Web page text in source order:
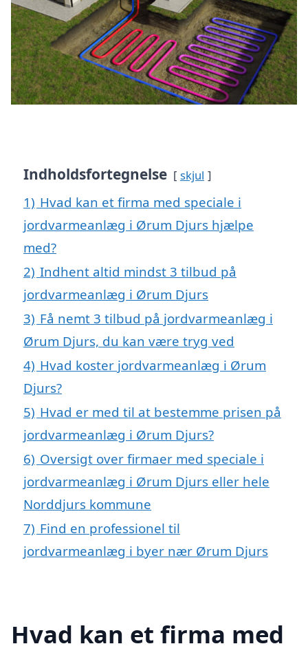
Indholdsfortegnelse skjul
1) Hvad kan et firma med speciale i
jordvarmeanlæg i Ørum Djurs hjælpe
med?
2) Indhent altid mindst 3 tilbud på
jordvarmeanlæg i Ørum Djurs
3) Få nemt 3 tilbud på jordvarmeanlæg i
Ørum Djurs, du kan være tryg ved
4) Hvad koster jordvarmeanlæg i Ørum
Djurs?
5) Hvad er med til at bestemme prisen på
jordvarmeanlæg i Ørum Djurs?
6) Oversigt over firmaer med speciale i
jordvarmeanlæg i Ørum Djurs eller hele
Norddjurs kommune
7) Find en professionel til
jordvarmeanlæg i byer nær Ørum Djurs
Hvad kan et firma med